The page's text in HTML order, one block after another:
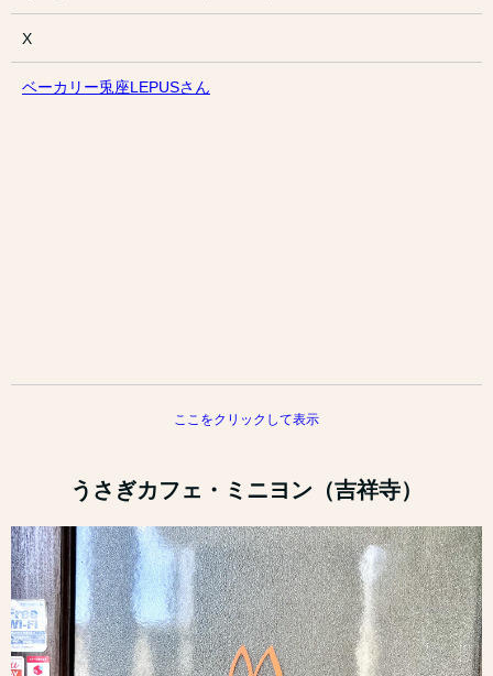
X
ベーカリー兎座LEPUSさん
ここをクリックして表示
うさぎカフェ・ミニヨン（吉祥寺）